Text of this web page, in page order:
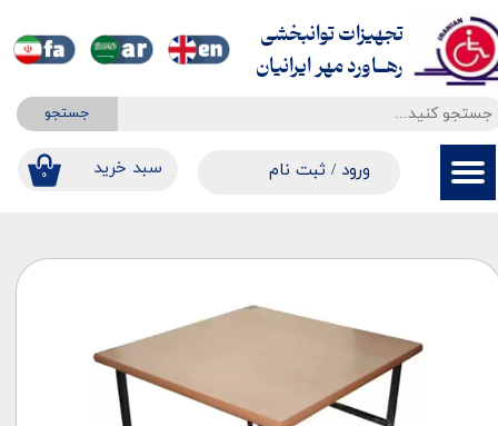
جستجو
۰ ​​سبد خرید ورود / ثبت نام
حساب کاربری من
سفارشات
خروج از حساب کاربری
تجهیزات توانبخشی
​​​​​​​رهــاورد مهر ایرانیان